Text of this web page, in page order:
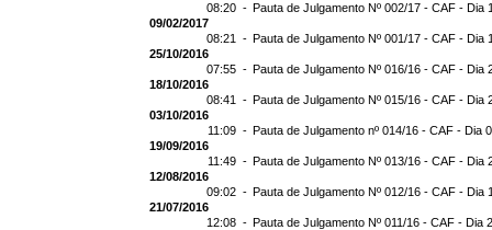
08:20 - Pauta de Julgamento Nº 002/17 - CAF - Dia
09/02/2017
08:21 - Pauta de Julgamento Nº 001/17 - CAF - Dia
25/10/2016
07:55 - Pauta de Julgamento Nº 016/16 - CAF - Dia
18/10/2016
08:41 - Pauta de Julgamento Nº 015/16 - CAF - Dia
03/10/2016
11:09 - Pauta de Julgamento nº 014/16 - CAF - Dia
19/09/2016
11:49 - Pauta de Julgamento Nº 013/16 - CAF - Dia
12/08/2016
09:02 - Pauta de Julgamento Nº 012/16 - CAF - Dia
21/07/2016
12:08 - Pauta de Julgamento Nº 011/16 - CAF - Dia